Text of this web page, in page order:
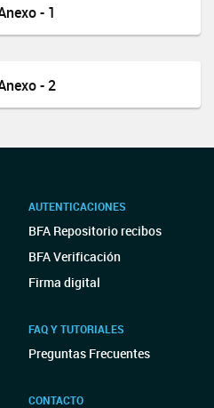
- 1
- 2
AUTENTICACIONES
BFA Repositorio recibos
BFA Verificación
Firma digital
FAQ Y TUTORIALES
Preguntas Frecuentes
CONTACTO